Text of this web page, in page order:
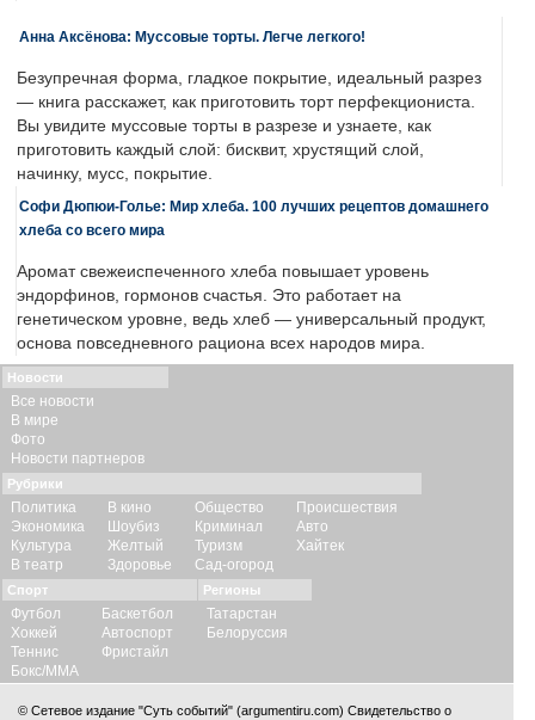
Анна Аксёнова: Муссовые торты. Легче легкого!
Безупречная форма, гладкое покрытие, идеальный разрез
— книга расскажет, как приготовить торт перфекциониста.
Вы увидите муссовые торты в разрезе и узнаете, как
приготовить каждый слой: бисквит, хрустящий слой,
начинку, мусс, покрытие.
Софи Дюпюи-Голье: Мир хлеба. 100 лучших рецептов домашнего
хлеба со всего мира
Аромат свежеиспеченного хлеба повышает уровень
эндорфинов, гормонов счастья. Это работает на
генетическом уровне, ведь хлеб — универсальный продукт,
основа повседневного рациона всех народов мира.
Новости
Все новости
В мире
Фото
Новости партнеров
Рубрики
Политика
Экономика
Культура
В театр
В кино
Шоубиз
Желтый
Здоровье
Общество
Криминал
Туризм
Сад-огород
Происшествия
Авто
Хайтек
Спорт
Футбол
Хоккей
Теннис
Бокс/ММА
Баскетбол
Автоспорт
Фристайл
Регионы
Татарстан
Белоруссия
© Сетевое издание "Суть событий" (argumentiru.com) Свидетельство о